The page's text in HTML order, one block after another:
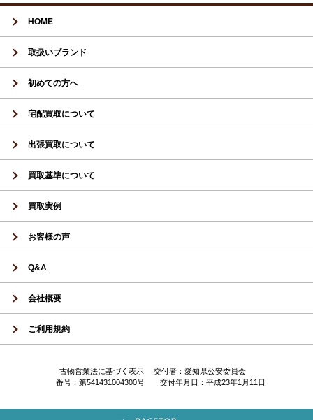
HOME
取扱いブランド
初めての方へ
宅配買取について
出張買取について
買取基準について
買取実例
お客様の声
Q&A
会社概要
ご利用規約
古物営業法に基づく表示 交付者：愛知県公安委員会
番号：第541431004300号 交付年月日：平成23年1月11日